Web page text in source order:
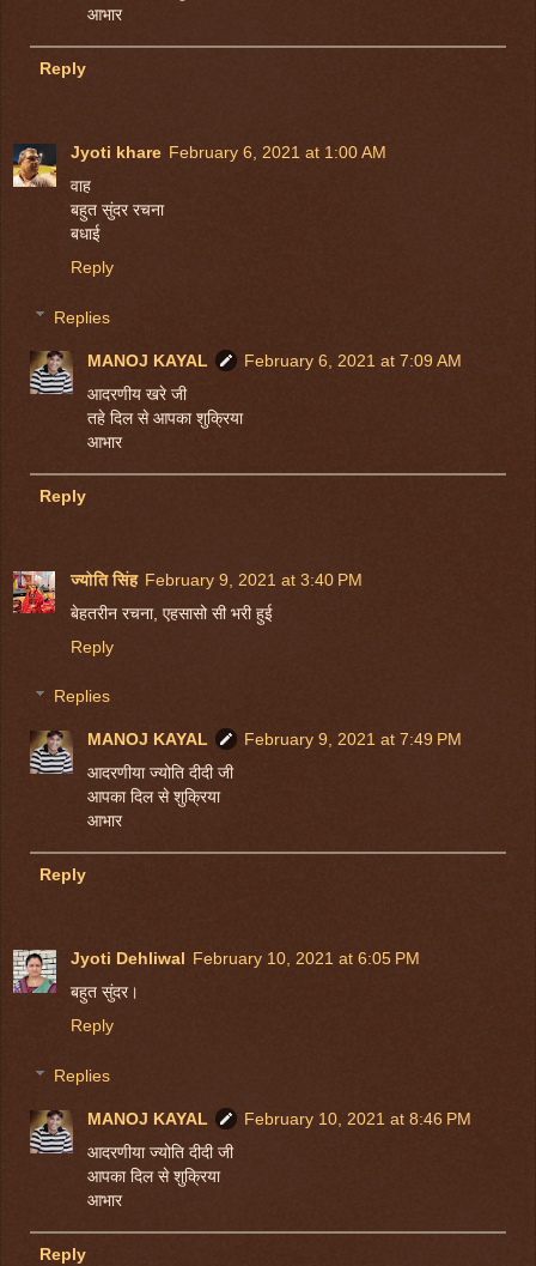
आभार
Reply
Jyoti khare February 6, 2021 at 1:00 AM
वाह
बहुत सुंदर रचना
बधाई
Reply
Replies
MANOJ KAYAL
February 6, 2021 at 7:09 AM
आदरणीय खरे जी
तहे दिल से आपका शुक्रिया
आभार
Reply
ज्योति सिंह February 9, 2021 at 3:40 PM
बेहतरीन रचना, एहसासो सी भरी हुई
Reply
Replies
MANOJ KAYAL
February 9, 2021 at 7:49 PM
आदरणीया ज्योति दीदी जी
आपका दिल से शुक्रिया
आभार
Reply
Jyoti Dehliwal February 10, 2021 at 6:05 PM
बहुत सुंदर।
Reply
Replies
MANOJ KAYAL
February 10, 2021 at 8:46 PM
आदरणीया ज्योति दीदी जी
आपका दिल से शुक्रिया
आभार
Reply